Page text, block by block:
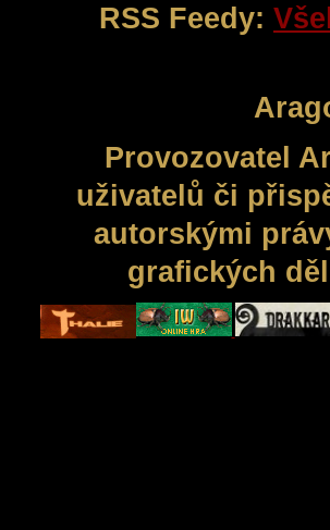
RSS Feedy:
Provozovatel
uživatelů či
autorskými
grafických